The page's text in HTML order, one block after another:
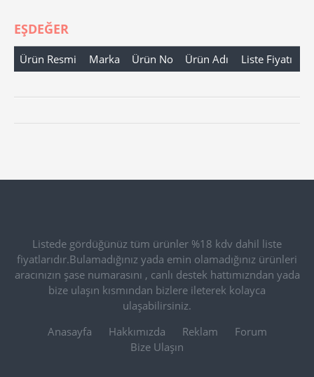
EŞDEĞER
Ürün Resmi Marka Ürün No Ürün Adı Liste Fiyatı
Listede gördüğünüz tüm ürünler %18 kdv dahil liste
fiyatlarıdır.Bulamadığınız yada emin olamadığınız ürünleri
aracınızın şase numarasını , canlı destek hattımızndan yada
bize ulaşın kısmından bizlere ileterek kolayca
ulaşabilirsiniz.
Anasayfa
Hakkımızda Reklam
Forum
Bize Ulaşın